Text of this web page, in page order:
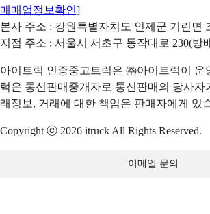
매매업정보확인]
본사 주소 : 강원특별자치도 인제군 기린면
지점 주소 : 서울시 서초구 동작대로 230(방
아이트럭 인증중고트럭은 ㈜아이트럭이 운
럭은 통신판매중개자로 통신판매의 당사자
래정보, 거래에 대한 책임은 판매자에게 있
Copyright ⓒ 2026 itruck All Rights Reserved.
이메일 문의